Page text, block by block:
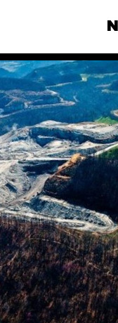
Nos
Total, rendez-
tribunal
Gaz « naturel
enfumage
Mode : une
destructrice
Gaz au
violence
Nos autres